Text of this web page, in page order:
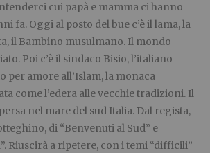
cui papà e mamma ci hanno
fa. Oggi al posto del bue c’è il lama, la
il Bambino musulmano. Il mondo
Poi c’è il sindaco Bisio, l’italiano
per amore all’Islam, la monaca
come l’edera alle vecchie tradizioni. Il
nel mare del sud Italia. Dal regista,
di “Benvenuti al Sud” e
Riuscirà a ripetere, con i temi “difficili”